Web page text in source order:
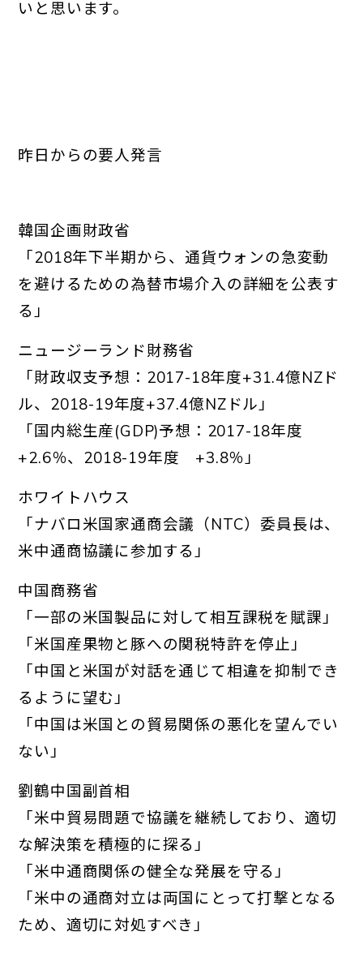
いと思います。
昨日からの要人発言
韓国企画財政省
「2018年下半期から、 通貨ウォンの急変動
を避けるための為替市場介入の詳細を公表す
る 」
ニュージーランド財務省
「財政収支予想：2017-18年度+31.4億NZド
ル、 2018-19年度+37.4億NZドル」
「国内総生産(GDP)予想：2017-18年度
+2.6％、2018-19年度 +3.8％」
ホワイトハウス
「ナバロ米国家通商会議（NTC）委員長は、
米中通商協議に参加する」
中国商務省
「一部の米国製品に対して相互課税を賦課」
「米国産果物と豚への関税特許を停止」
「中国と米国が対話を通じて相違を抑制でき
るように望む」
「中国は米国との貿易関係の悪化を望んでい
ない」
劉鶴中国副首相
「米中貿易問題で協議を継続しており、 適切
な解決策を積極的に探る」
「米中通商関係の健全な発展を守る」
「米中の通商対立は両国にとって打撃となる
ため、 適切に対処すべき」